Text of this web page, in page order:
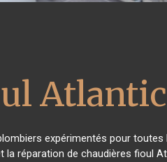
Atlantic
expérimentés pour
la réparation de chaudières fioul